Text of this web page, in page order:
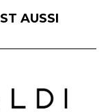
AUSSI